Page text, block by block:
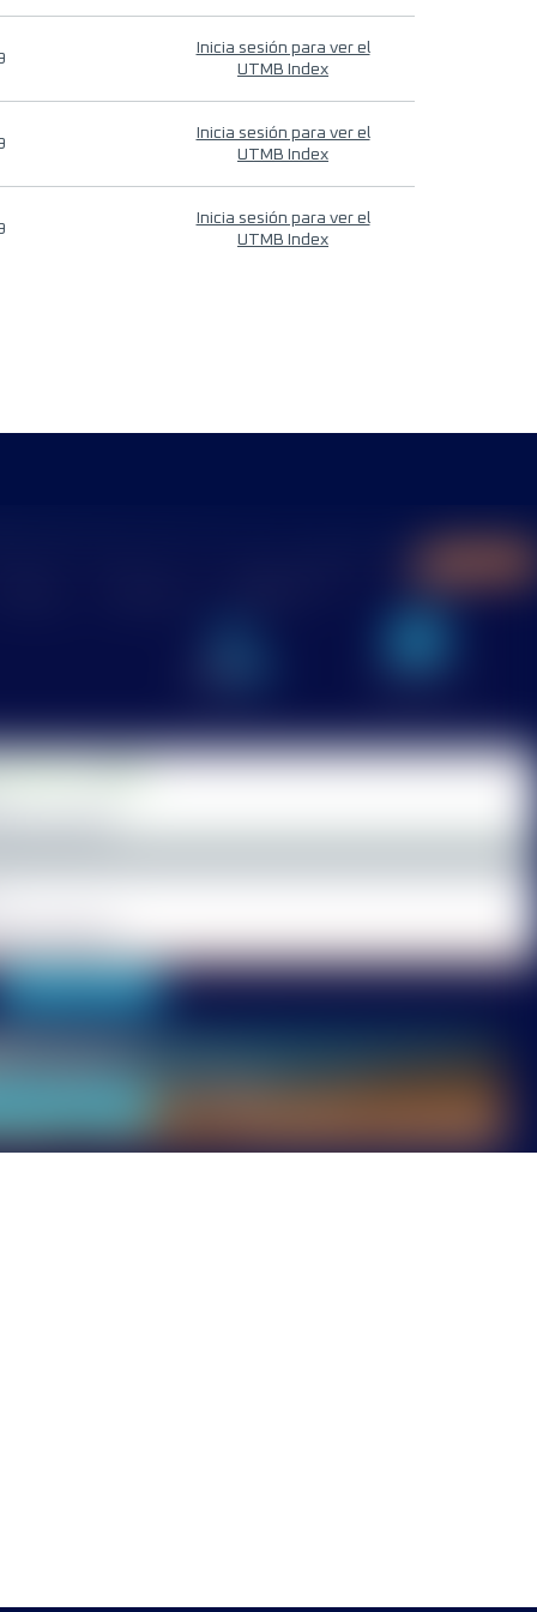
Inicia sesión para ver el
UTMB Index
Inicia sesión para ver el
UTMB Index
Inicia sesión para ver el
UTMB Index